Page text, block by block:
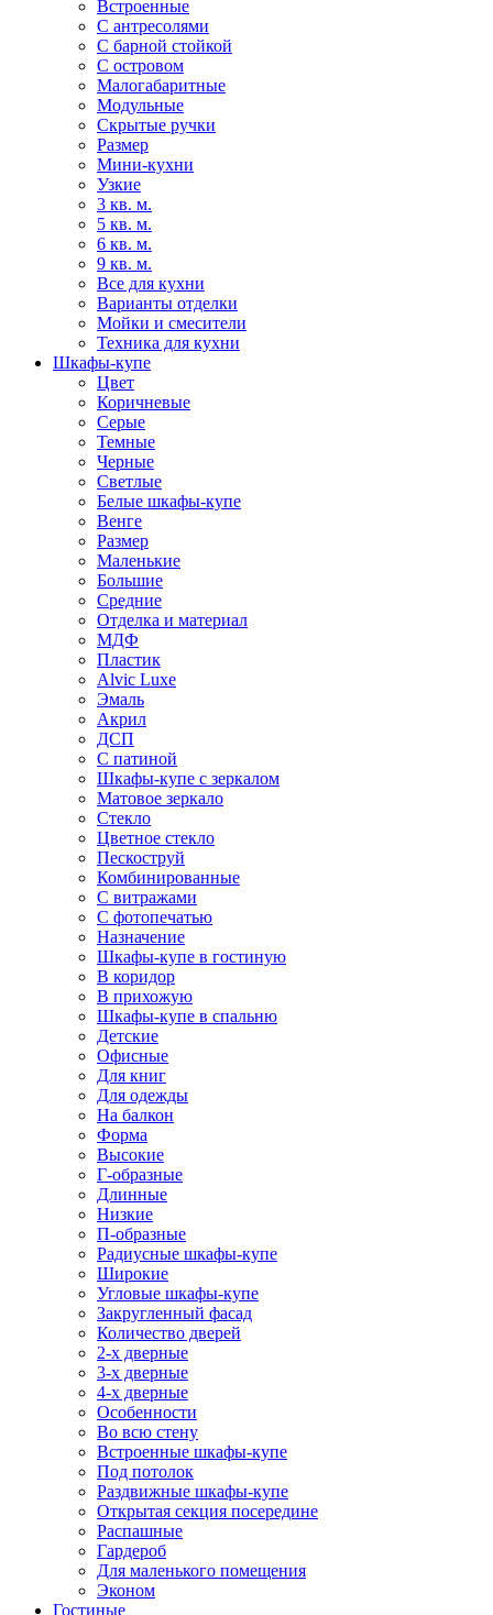
Встроенные
С антресолями
С барной стойкой
С островом
Малогабаритные
Модульные
Скрытые ручки
Размер
Мини-кухни
Узкие
3 кв. м.
5 кв. м.
6 кв. м.
9 кв. м.
Все для кухни
Варианты отделки
Мойки и смесители
Техника для кухни
Шкафы-купе
Цвет
Коричневые
Серые
Темные
Черные
Светлые
Белые шкафы-купе
Венге
Размер
Маленькие
Большие
Средние
Отделка и материал
МДФ
Пластик
Alvic Luxe
Эмаль
Акрил
ДСП
С патиной
Шкафы-купе с зеркалом
Матовое зеркало
Стекло
Цветное стекло
Пескоструй
Комбинированные
С витражами
С фотопечатью
Назначение
Шкафы-купе в гостиную
В коридор
В прихожую
Шкафы-купе в спальню
Детские
Офисные
Для книг
Для одежды
На балкон
Форма
Высокие
Г-образные
Длинные
Низкие
П-образные
Радиусные шкафы-купе
Широкие
Угловые шкафы-купе
Закругленный фасад
Количество дверей
2-х дверные
3-х дверные
4-х дверные
Особенности
Во всю стену
Встроенные шкафы-купе
Под потолок
Раздвижные шкафы-купе
Открытая секция посередине
Распашные
Гардероб
Для маленького помещения
Эконом
Гостиные